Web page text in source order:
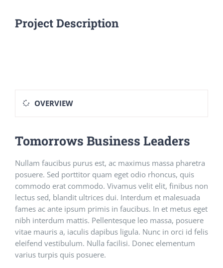
Project Description
OVERVIEW
Tomorrows Business Leaders
Nullam faucibus purus est, ac maximus massa pharetra
posuere. Sed porttitor quam eget odio rhoncus, quis
commodo erat commodo. Vivamus velit elit, finibus non
lectus sed, blandit ultrices dui. Interdum et malesuada
fames ac ante ipsum primis in faucibus. In et metus eget
nibh interdum mattis. Pellentesque leo massa, posuere
vitae mauris a, iaculis dapibus ligula. Nunc in orci id felis
eleifend vestibulum. Nulla facilisi. Donec elementum
varius turpis quis posuere.